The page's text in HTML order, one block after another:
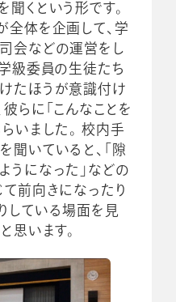
くという形です。
全体を企画して、学
会などの運営をし
級委員の生徒たち
たほうが意識付け
らに「こんなことを
いました。 校内手
聞いていると、「隙
うになった」などの
前向きになったり
している場面を見
思います。